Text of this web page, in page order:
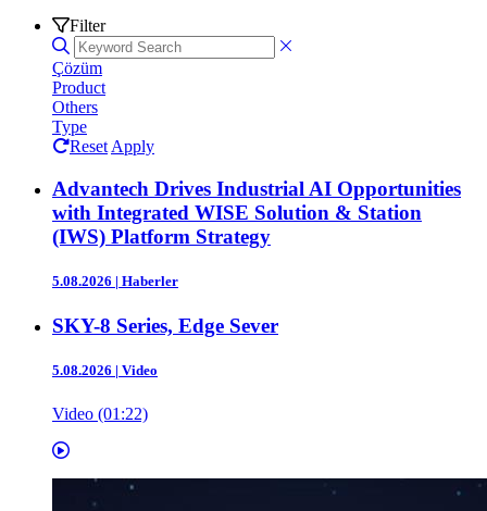
Filter
Çözüm
Product
Others
Type
Reset Apply
Advantech Drives Industrial AI Opportunities
with Integrated WISE Solution & Station
(IWS) Platform Strategy
5.08.2026 | Haberler
SKY-8 Series, Edge Sever
5.08.2026 | Video
Video (01:22)